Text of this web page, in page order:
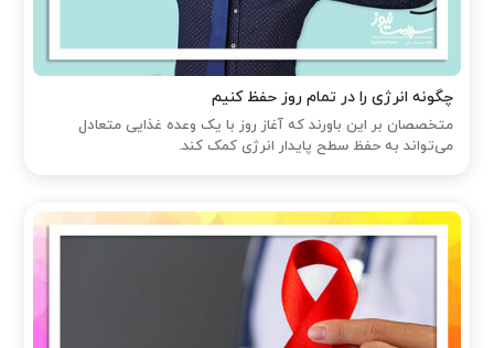
چگونه انرژی را در تمام روز حفظ کنیم
متخصصان بر این باورند که آغاز روز با یک وعده غذایی متعادل
می‌تواند به حفظ سطح پایدار انرژی کمک کند.